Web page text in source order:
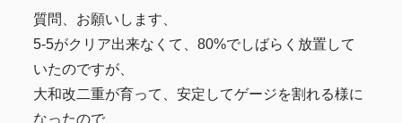
質問、お願いします、
5-5がクリア出来なくて、80%でしばらく放置して
いたのですが、
大和改二重が育って、安定してゲージを割れる様に
なったので、